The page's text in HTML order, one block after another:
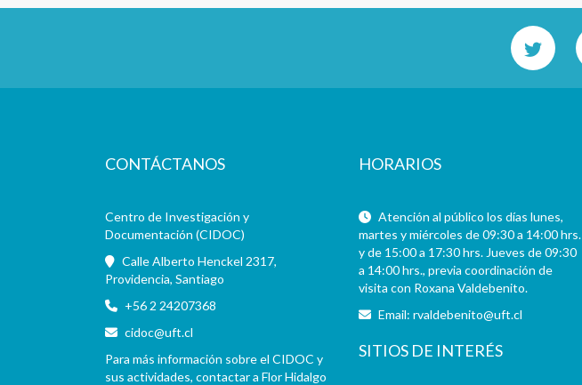
CONTÁCTANOS
Centro de Investigación y
Documentación (CIDOC)
Calle Alberto Henckel 2317,
Providencia, Santiago
+56 2 24207368
cidoc@uft.cl
Para más información sobre el CIDOC y
sus actividades, contactar a Flor Hidalgo
HORARIOS
Atención al público los días lunes,
martes y miércoles de 09:30 a 14:00 hrs.
y de 15:00 a 17:30 hrs. Jueves de 09:30
a 14:00 hrs., previa coordinación de
visita con Roxana Valdebenito.
Email:rvaldebenito@uft.cl
SITIOS DE INTERÉS